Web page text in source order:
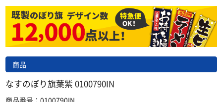
商品
なすのぼり旗葉紫 0100790IN